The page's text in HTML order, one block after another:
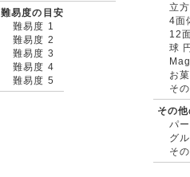
難易度の目安
難易度 1
難易度 2
難易度 3
難易度 4
難易度 5
立
4面
12
球
お
そ
その
パ
グ
そ